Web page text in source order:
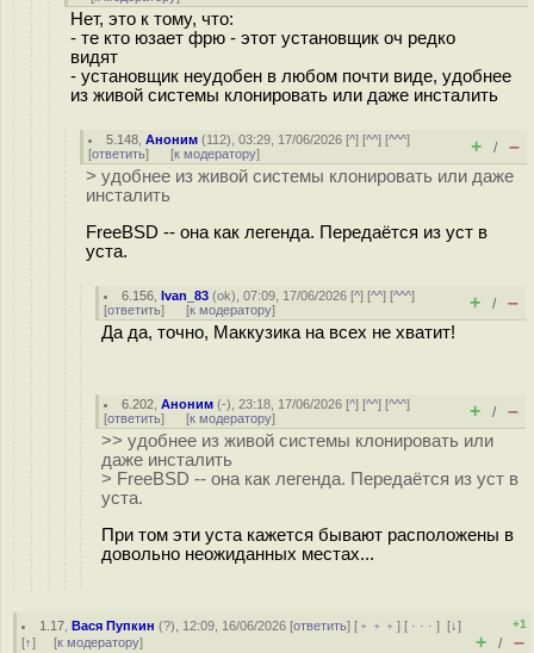
Нет, это к тому, что:
- те кто юзает фрю - этот установщик оч редко
видят
- установщик неудобен в любом почти виде, удобнее
из живой системы клонировать или даже инсталить
5.148 ,Аноним (112), 03:29, 17/06/2026 [^] [^^] [^^^]
[ответить] [к модератору] + / –
> удобнее из живой системы клонировать или даже
инсталить
FreeBSD -- она как легенда. Передаётся из уст в
уста.
6.156 ,Ivan_83 (ok), 07:09, 17/06/2026 [^] [^^] [^^^]
[ответить] [к модератору] + / –
Да да, точно, Маккузика на всех не хватит!
6.202 ,Аноним (-), 23:18, 17/06/2026 [^] [^^] [^^^]
[ответить] [к модератору] + / –
>> удобнее из живой системы клонировать или
даже инсталить
> FreeBSD -- она как легенда. Передаётся из уст в
уста.
При том эти уста кажется бывают расположены в
довольно неожиданных местах...
1.17 ,Вася Пупкин (?), 12:09, 16/06/2026 [ответить] [ ﹢﹢﹢] [ · · ·][↓]
[↑] [к модератору]
+1
+ / –